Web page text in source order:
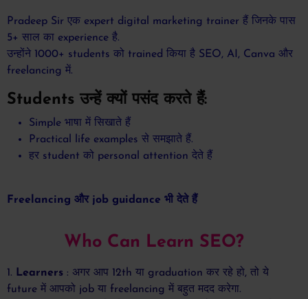
Pradeep Sir एक expert digital marketing trainer हैं जिनके पास
5+ साल का experience है.
उन्होंने 1000+ students को trained किया है SEO, AI, Canva और
freelancing में.
Students उन्हें क्यों पसंद करते हैं:
Simple भाषा में सिखाते हैं
Practical life examples से समझाते हैं.
हर student को personal attention देते हैं
Freelancing और job guidance भी देते हैं
Who Can Learn SEO?
1. Learners : अगर आप 12th या graduation कर रहे हो, तो ये
future में आपको job या freelancing में बहुत मदद करेगा.